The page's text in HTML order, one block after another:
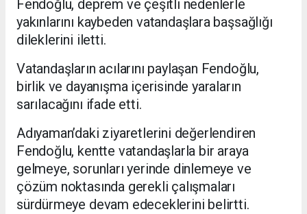
Fendoğlu, deprem ve çeşitli nedenlerle
yakınlarını kaybeden vatandaşlara başsağlığı
dileklerini iletti.
Vatandaşların acılarını paylaşan Fendoğlu,
birlik ve dayanışma içerisinde yaraların
sarılacağını ifade etti.
Adıyaman’daki ziyaretlerini değerlendiren
Fendoğlu, kentte vatandaşlarla bir araya
gelmeye, sorunları yerinde dinlemeye ve
çözüm noktasında gerekli çalışmaları
sürdürmeye devam edeceklerini belirtti.